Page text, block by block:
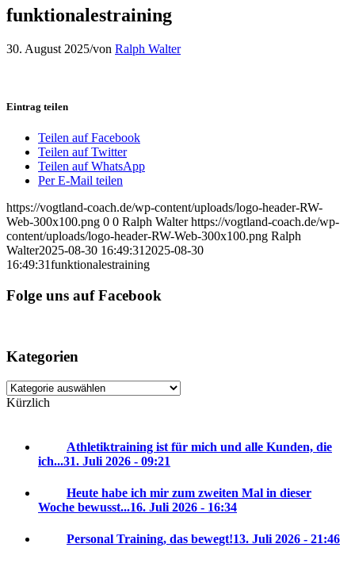
funktionalestraining
30. August 2025/von Ralph Walter
Eintrag teilen
Teilen auf Facebook
Teilen auf Twitter
Teilen auf WhatsApp
Per E-Mail teilen
https://vogtland-coach.de/wp-content/uploads/logo-header-RW-
Web-300x100.png 0 0 Ralph Walter https://vogtland-coach.de/wp-
content/uploads/logo-header-RW-Web-300x100.png Ralph
Walter2025-08-30 16:49:31 2025-08-30
16:49:31funktionalestraining
Folge uns auf Facebook
Kategorien
Kategorien
Kürzlich
Athletiktraining ist für mich und alle Kunden, die
ich...31. Juli 2026 - 09:21
Heute habe ich mir zum zweiten Mal in dieser
Woche bewusst...16. Juli 2026 - 16:34
Personal Training, das bewegt!13. Juli 2026 - 21:46